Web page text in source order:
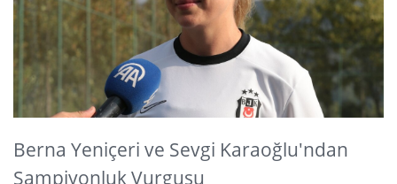
Berna Yeniçeri ve Sevgi Karaoğlu'ndan
Şampiyonluk Vurgusu